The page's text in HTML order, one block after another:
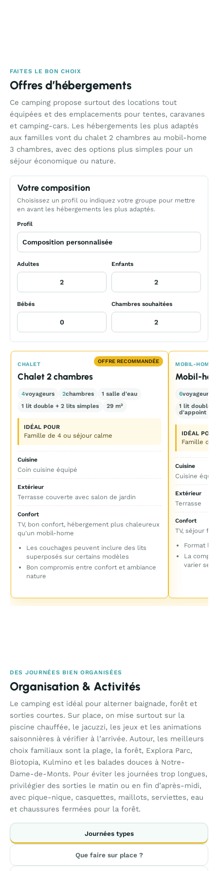
FAITES LE BON CHOIX
Offres d’hébergements
Ce camping propose surtout des locations tout
équipées et des emplacements pour tentes, caravanes
et camping-cars. Les hébergements les plus adaptés
aux familles vont du chalet 2 chambres au mobil-home
3 chambres, avec des options plus simples pour un
séjour économique ou nature.
Votre composition
Choisissez un profil ou indiquez votre groupe pour mettre
en avant les hébergements les plus adaptés.
Profil
Adultes Enfants
Bébés Chambres souhaitées
MOBIL-HOME
Mobil-
6voyageurs
1 lit double
d'appoint
IDÉAL POUR
Famille de
Cuisine
Cuisine
Extérieur
Terrasse
Confort
TV, séjour
Format le
La
varier
OFFRE RECOMMANDÉE
CHALET
Chalet 2 chambres
4voyageurs 2chambres
1 salle d'eau
1 lit double + 2 lits simples
29 m²
IDÉAL POUR
Famille de 4 ou séjour calme
Cuisine
Coin cuisine équipé
Extérieur
Terrasse couverte avec salon de jardin
Confort
TV, bon confort, hébergement plus chaleureux
qu'un mobil-home
Les couchages peuvent inclure des lits
superposés sur certains modèles
Bon compromis entre confort et ambiance
nature
DES JOURNÉES BIEN ORGANISÉES
Organisation & Activités
Le camping est idéal pour alterner baignade, forêt et
sorties courtes. Sur place, on mise surtout sur la
piscine chauffée, le jacuzzi, les jeux et les animations
saisonnières à vérifier à l’arrivée. Autour, les meilleurs
choix familiaux sont la plage, la forêt, Explora Parc,
Biotopia, Kulmino et les balades douces à Notre-
Dame-de-Monts. Pour éviter les journées trop longues,
privilégier des sorties le matin ou en fin d’après-midi,
avec pique-nique, casquettes, maillots, serviettes, eau
et chaussures fermées pour la forêt.
Journées types
Que faire sur place ?